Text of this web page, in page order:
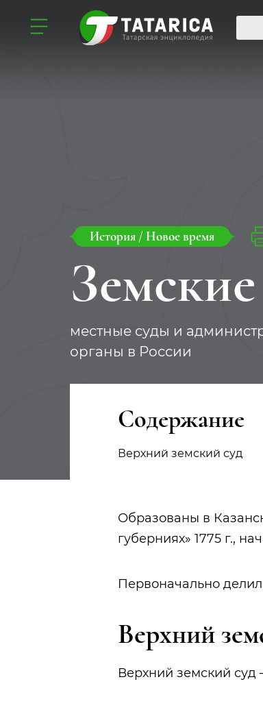
История / Новое время
местные суды и
органы в России
Содержание
Верхний земский суд
Образованы в
губерниях» 1775 г.,
Первоначально
Верхний
Верхний земский суд